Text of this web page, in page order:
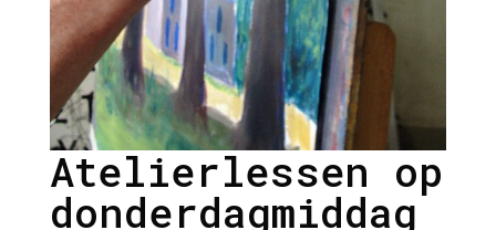
Atelierlessen op
donderdagmiddag